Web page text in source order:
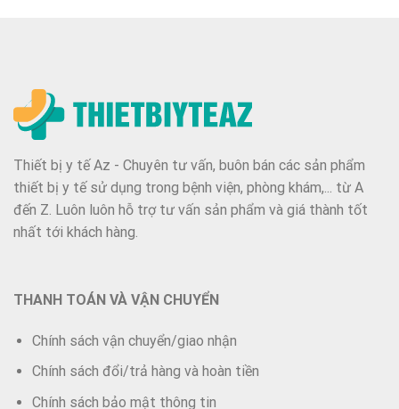
Thiết bị y tế Az - Chuyên tư vấn, buôn bán các sản phẩm
thiết bị y tế sử dụng trong bệnh viện, phòng khám,... từ A
đến Z. Luôn luôn hỗ trợ tư vấn sản phẩm và giá thành tốt
nhất tới khách hàng.
THANH TOÁN VÀ VẬN CHUYỂN
Chính sách vận chuyển/giao nhận
Chính sách đổi/trả hàng và hoàn tiền
Chính sách bảo mật thông tin